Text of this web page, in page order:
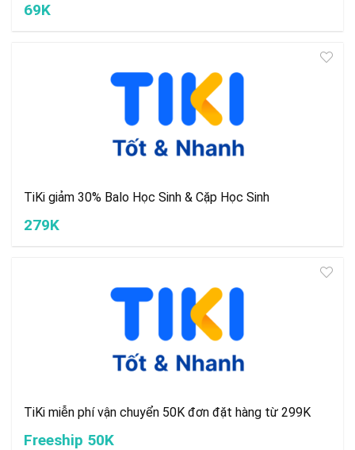
69K
TiKi giảm 30% Balo Học Sinh & Cặp Học Sinh
279K
TiKi miễn phí vận chuyển 50K đơn đặt hàng từ 299K
Freeship 50K